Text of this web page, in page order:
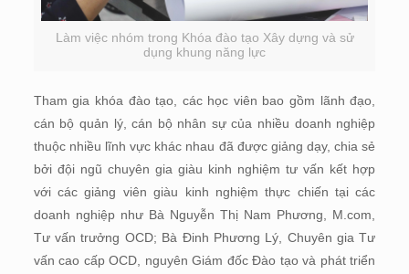
Làm việc nhóm trong Khóa đào tạo Xây dựng và sử
dụng khung năng lực
Tham gia khóa đào tạo, các học viên bao gồm lãnh đạo,
cán bộ quản lý, cán bộ nhân sự của nhiều doanh nghiệp
thuộc nhiều lĩnh vực khác nhau đã được giảng dạy, chia sẻ
bởi đội ngũ chuyên gia giàu kinh nghiệm tư vấn kết hợp
với các giảng viên giàu kinh nghiệm thực chiến tại các
doanh nghiệp như Bà Nguyễn Thị Nam Phương, M.com,
Tư vấn trưởng OCD; Bà Đinh Phương Lý, Chuyên gia Tư
vấn cao cấp OCD, nguyên Giám đốc Đào tạo và phát triển